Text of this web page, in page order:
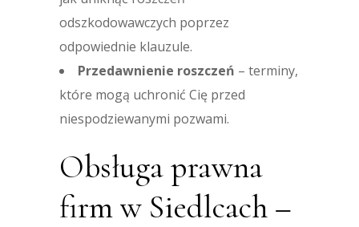
odszkodowawczych poprzez
odpowiednie klauzule.
Przedawnienie roszczeń – terminy,
które mogą uchronić Cię przed
niespodziewanymi pozwami.
Obsługa prawna
firm w Siedlcach –